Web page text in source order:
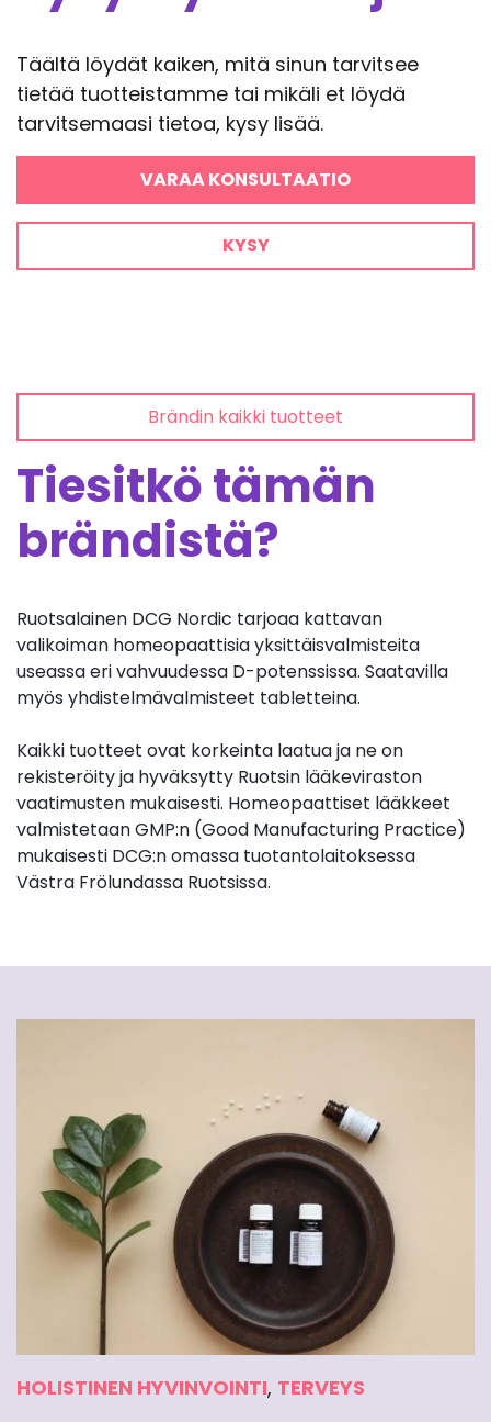
Täältä löydät kaiken, mitä sinun tarvitsee
tietää tuotteistamme tai mikäli et löydä
tarvitsemaasi tietoa, kysy lisää.
VARAA KONSULTAATIO
KYSY
Brändin kaikki tuotteet
Tiesitkö tämän
brändistä?
Ruotsalainen DCG Nordic tarjoaa kattavan
valikoiman homeopaattisia yksittäisvalmisteita
useassa eri vahvuudessa D-potenssissa. Saatavilla
myös yhdistelmävalmisteet tabletteina.
Kaikki tuotteet ovat korkeinta laatua ja ne on
rekisteröity ja hyväksytty Ruotsin lääkeviraston
vaatimusten mukaisesti. Homeopaattiset lääkkeet
valmistetaan GMP:n (Good Manufacturing Practice)
mukaisesti DCG:n omassa tuotantolaitoksessa
Västra Frölundassa Ruotsissa.
HOLISTINEN HYVINVOINTI, TERVEYS